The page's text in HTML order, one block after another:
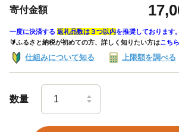
寄付金額
一度に決済する 返礼品数は３つ以内を推奨しております。
🔰ふるさと納税が初めての方、詳しく知りたい方はこちら
仕組みについて知る 上限額を調べる
数量